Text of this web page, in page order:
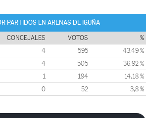
PARTIDOS EN ARENAS DE IGUÑA
CONCEJALES VOTOS %
4 595 43,49 %
4 505 36,92 %
1 194 14,18 %
0 52 3,8 %